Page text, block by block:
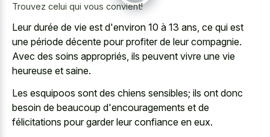
Trouvez celui qui vous convient!
Leur durée de vie est d'environ 10 à 13 ans, ce qui est
une période décente pour profiter de leur compagnie.
Avec des soins appropriés, ils peuvent vivre une vie
heureuse et saine.
Les esquipoos sont des chiens sensibles; ils ont donc
besoin de beaucoup d'encouragements et de
félicitations pour garder leur confiance en eux.